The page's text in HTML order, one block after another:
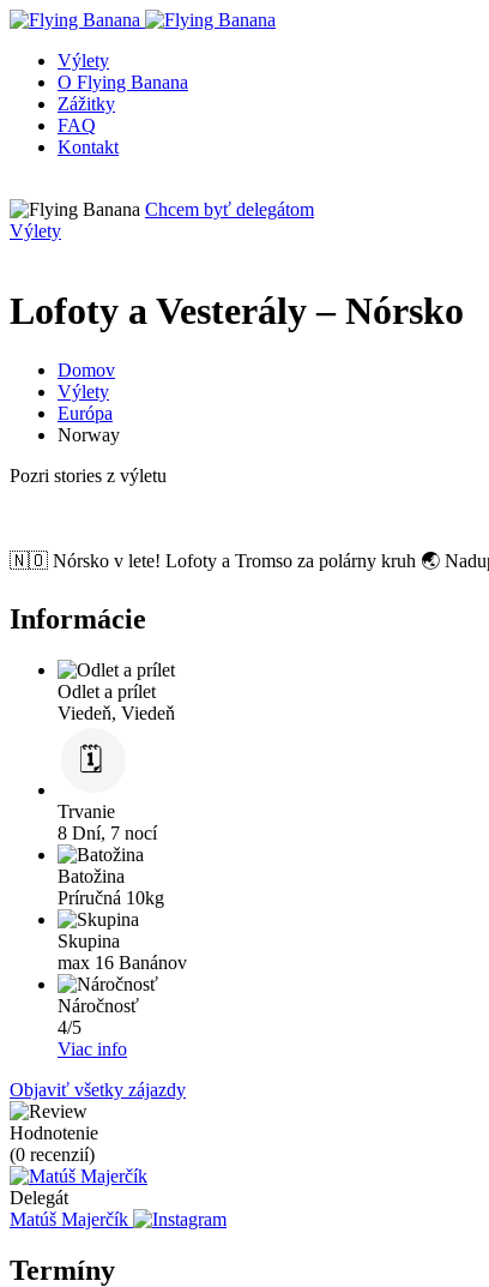
Výlety
O Flying Banana
Zážitky
FAQ
Kontakt
Chcem byť delegátom
Výlety
Lofoty a Vesterály – Nórsko
Domov
Výlety
Európa
Norway
Pozri stories z výletu
🇳🇴 Nórsko v lete! Lofoty a Tromso za polárny kruh 🌏
Informácie
Odlet a prílet
Viedeň, Viedeň
Trvanie
8 Dní, 7 nocí
Batožina
Príručná 10kg
Skupina
max 16 Banánov
Náročnosť
4/5
Viac info
Objaviť všetky zájazdy
Hodnotenie
(0 recenzií)
Delegát
Matúš Majerčík
Termíny